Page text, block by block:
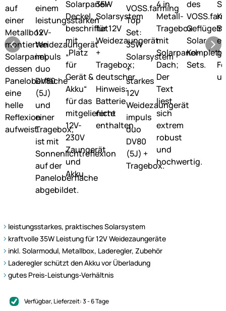
leistungsstarkes, praktisches Solarsystem
kraftvolle 35W Leistung für 12V Weidezaungeräte
inkl. Solarmodul, Metallbox, Laderegler, Zubehör
Laderegler schützt den Akku vor Überladung
gutes Preis-Leistungs-Verhältnis
Verfügbar, Lieferzeit:3 - 6 Tage